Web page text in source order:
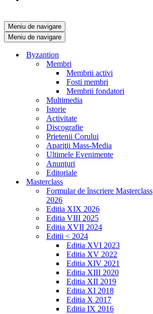
Meniu de navigare
Meniu de navigare
Byzantion
Membri
Membrii activi
Fosti membri
Membrii fondatori
Multimedia
Istorie
Activitate
Discografie
Prietenii Corului
Apariţii Mass-Media
Ultimele Evenimente
Anunţuri
Editoriale
Masterclass
Formular de înscriere Masterclass
2026
Editia XIX 2026
Editia VIII 2025
Editia XVII 2024
Editii < 2024
Editia XVI 2023
Editia XV 2022
Editia XIV 2021
Editia XIII 2020
Editia XII 2019
Editia XI 2018
Editia X 2017
Editia IX 2016